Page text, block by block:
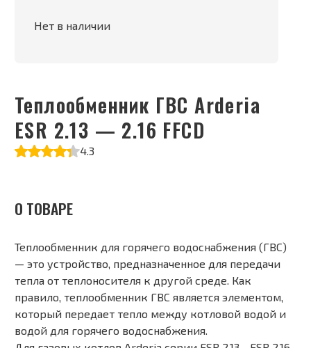
Теплообменник ГВС Arderia
ESR 2.13 — 2.16 FFCD
4.3
Нет в наличии
О ТОВАРЕ
Теплообменник для горячего водоснабжения (ГВС)
— это устройство, предназначенное для передачи
тепла от теплоносителя к другой среде. Как
правило, теплообменник ГВС является элементом,
который передает тепло между котловой водой и
водой для горячего водоснабжения.